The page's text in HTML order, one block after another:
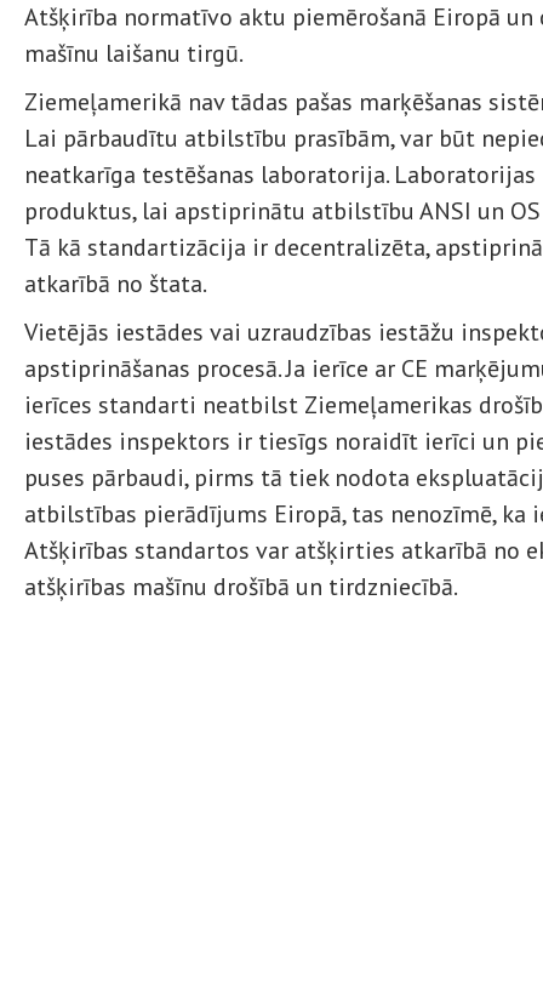
Atšķirība normatīvo aktu piemērošanā Eiropā
mašīnu laišanu tirgū.
Ziemeļamerikā nav tādas pašas marķēšanas
Lai pārbaudītu atbilstību prasībām, var būt
neatkarīga testēšanas laboratorija.
produktus, lai apstiprinātu atbilstību ANSI un
Tā kā standartizācija ir decentralizēta,
atkarībā no štata.
Vietējās iestādes vai uzraudzības iestāžu
apstiprināšanas procesā. Ja ierīce ar CE
ierīces standarti neatbilst Ziemeļamerikas
iestādes inspektors ir tiesīgs noraidīt ierīci un
puses pārbaudi, pirms tā tiek nodota
atbilstības pierādījums Eiropā, tas nenozīmē, ka
Atšķirības standartos var atšķirties atkarībā no
atšķirības mašīnu drošībā un tirdzniecībā.